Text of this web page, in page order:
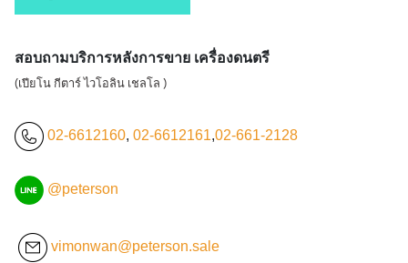
สอบถามบริการหลังการขาย เครื่องดนตรี
(เปียโน กีตาร์ ไวโอลิน เชลโล )
02-6612160, 02-6612161,02-661-2128
@peterson
vimonwan@peterson.sale